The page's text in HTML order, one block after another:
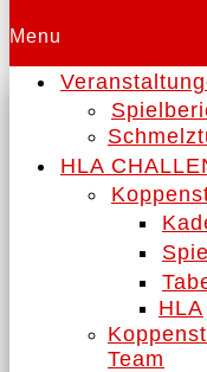
Menu
HLA
HLA
Team